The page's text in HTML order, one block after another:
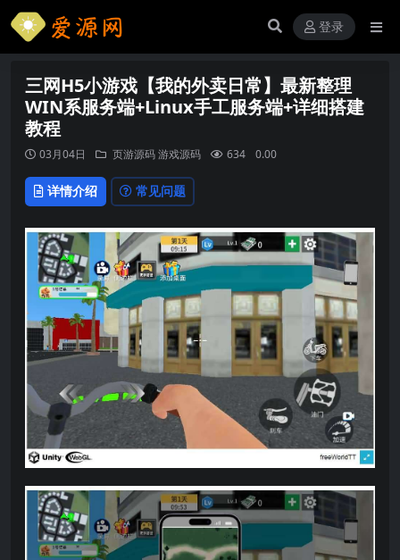
登录
三网H5小游戏【我的外卖日常】最新整理
WIN系服务端+Linux手工服务端+详细搭建
教程
03月04日 页游源码游戏源码 634 0.00
详情介绍 常见问题